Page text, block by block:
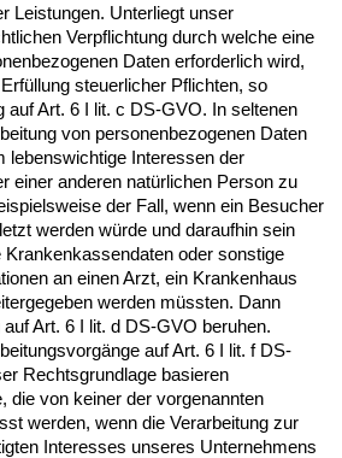
Leistungen. Unterliegt unser
Verpflichtung durch welche eine
Daten erforderlich wird,
steuerlicher Pflichten, so
auf Art. 6 I lit. c DS-GVO. In seltenen
von personenbezogenen Daten
lebenswichtige Interessen der
einer anderen natürlichen Person zu
der Fall, wenn ein Besucher
werden würde und daraufhin sein
Krankenkassendaten oder sonstige
an einen Arzt, ein Krankenhaus
werden müssten. Dann
Art. 6 I lit. d DS-GVO beruhen.
auf Art. 6 I lit. f DS-
Rechtsgrundlage basieren
die von keiner der vorgenannten
werden, wenn die Verarbeitung zur
Interesses unseres Unternehmens